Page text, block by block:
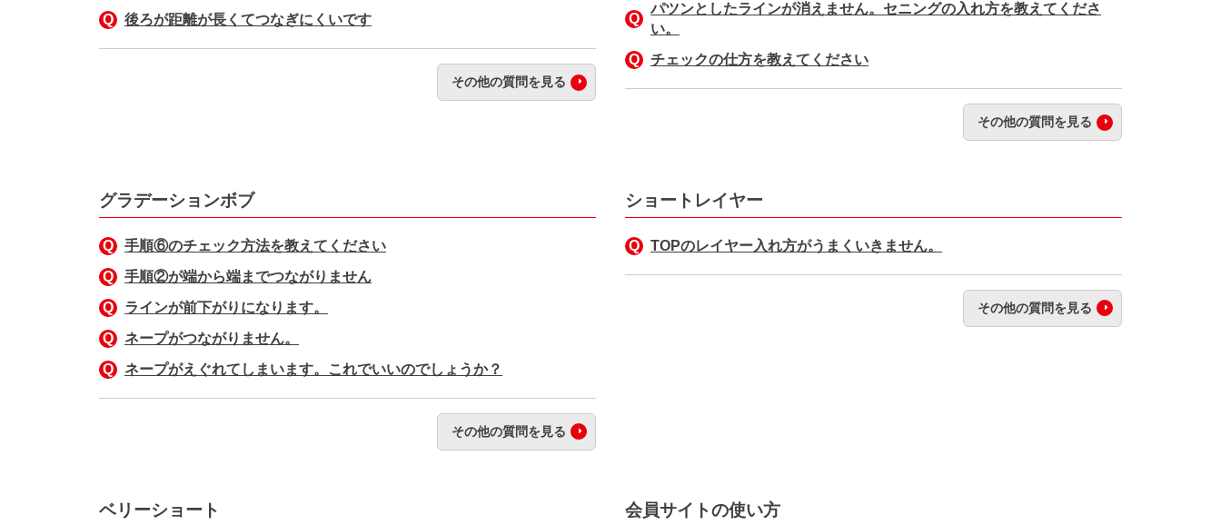
後ろが距離が長くてつなぎにくいです
その他の質問を見る
パツンとしたラインが消えません。セニングの入れ方を教えてくださ
い。
チェックの仕方を教えてください
その他の質問を見る
グラデーションボブ
手順⑥のチェック方法を教えてください
手順②が端から端までつながりません
ラインが前下がりになります。
ネープがつながりません。
ネープがえぐれてしまいます。これでいいのでしょうか？
その他の質問を見る
ショートレイヤー
TOPのレイヤー入れ方がうまくいきません。
その他の質問を見る
ベリーショート 会員サイトの使い方